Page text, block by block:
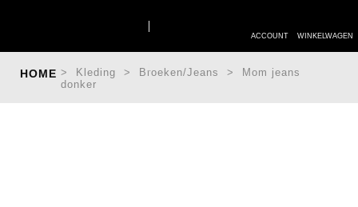
HOME > Kleding > Broeken/Jeans >
Mom jeans
donker